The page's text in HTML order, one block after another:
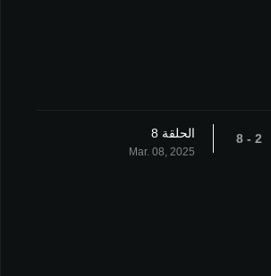
2 - 8 الحلقة 8
Mar. 08, 2025